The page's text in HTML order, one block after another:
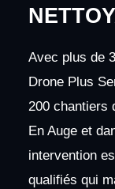
Avec plus de
Drone Plus
200 chantiers
En Auge et
intervention
qualifiés qui